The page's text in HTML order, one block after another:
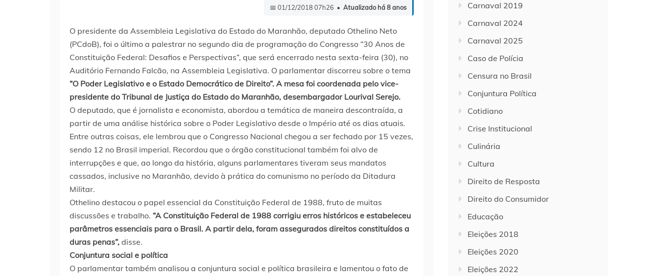
📅 01/12/2018 07h26 • Atualizado há 8 anos
O presidente da Assembleia Legislativa do Estado do Maranhão, deputado Othelino Neto
(PCdoB), foi o último a palestrar no segundo dia de programação do Congresso “30 Anos de
Constituição Federal: Desafios e Perspectivas”, que será encerrado nesta sexta-feira (30), no
Auditório Fernando Falcão, na Assembleia Legislativa. O parlamentar discorreu sobre o tema
“O Poder Legislativo e o Estado Democrático de Direito”. A mesa foi coordenada pelo vice-
presidente do Tribunal de Justiça do Estado do Maranhão, desembargador Lourival Serejo.
O deputado, que é jornalista e economista, abordou a temática de maneira descontraída, a
partir de uma análise histórica sobre o Poder Legislativo desde o Império até os dias atuais.
Entre outras coisas, ele lembrou que o Congresso Nacional chegou a ser fechado por 15 vezes,
sendo 12 no Brasil imperial. Recordou que o órgão constitucional também foi alvo de
interrupções e que, ao longo da história, alguns parlamentares tiveram seus mandatos
cassados, inclusive no Maranhão, devido à prática do comunismo no período da Ditadura
Militar.
Othelino destacou o papel essencial da Constituição Federal de 1988, fruto de muitas
discussões e trabalho. “A Constituição Federal de 1988 corrigiu erros históricos e estabeleceu
parâmetros essenciais para o Brasil. A partir dela, foram assegurados direitos constituídos a
duras penas”, disse.
Conjuntura social e política
O parlamentar também analisou a conjuntura social e política brasileira e lamentou o fato de
Carnaval 2019
Carnaval 2024
Carnaval 2025
Caso de Polícia
Censura no Brasil
Conjuntura Política
Cotidiano
Crise Institucional
Culinária
Cultura
Direito de Resposta
Direito do Consumidor
Educação
Eleições 2018
Eleições 2020
Eleições 2022